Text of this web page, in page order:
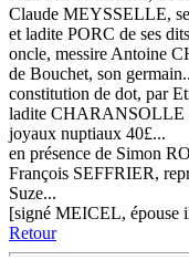
Claude MEYSSELLE,
et ladite PORC de ses
oncle, messire Antoine
de Bouchet, son
constitution de dot, par
ladite CHARANSOLLE
joyaux nuptiaux 40£...
en présence de Simon
François SEFFRIER,
Suze...
[signé MEICEL, épouse
Retour